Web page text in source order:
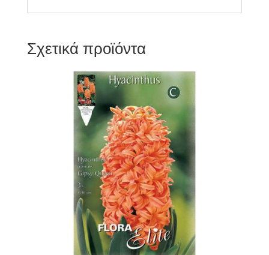
Σχετικά προϊόντα